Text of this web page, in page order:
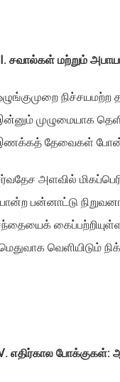
சவால்கள் மற்றும்
முழுமையாக
தேவைகள் போன்ற
அளவில்
பன்னாட்டு
வெளியிடும்
எதிர்கால போக்குகள்: